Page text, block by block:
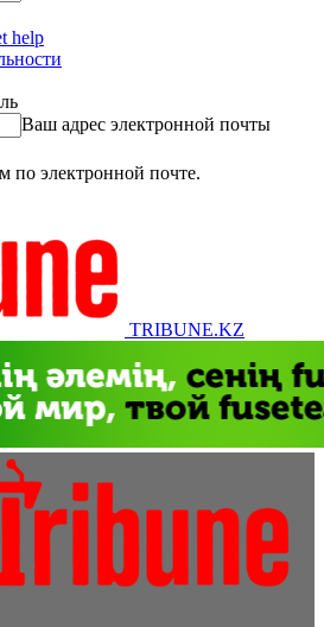
help
Ваш адрес электронной почты
по электронной почте.
TRIBUNE.KZ